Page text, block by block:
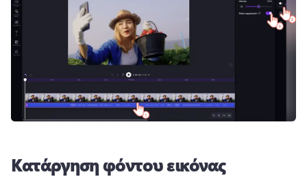
Κατάργηση φόντου εικόνας